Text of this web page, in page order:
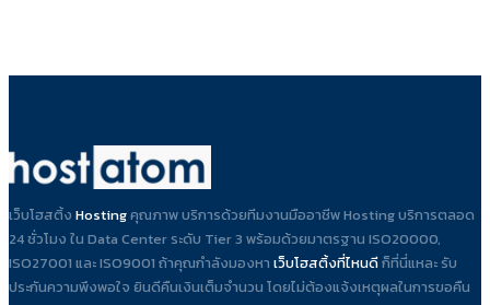
เว็บโฮสติ้ง Hostingคุณภาพ บริการด้วยทีมงานมืออาชีพ Hosting บริการตลอด
24 ชั่วโมง ใน Data Center ระดับ Tier 3 พร้อมด้วยมาตรฐาน ISO20000,
ISO27001 และ ISO9001 ถ้าคุณกำลังมองหา เว็บโฮสติ้งที่ไหนดีก็ที่นี่แหละ รับ
ประกันความพึงพอใจ ยินดีคืนเงินเต็มจำนวน โดยไม่ต้องแจ้งเหตุผลในการขอคืน